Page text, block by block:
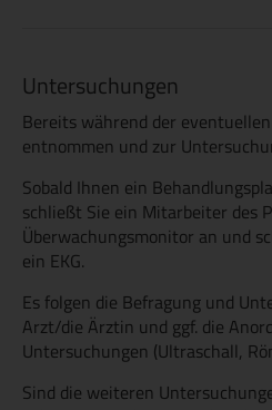
Untersuchungen
Bereits während der
entnommen und zur
Sobald Ihnen ein
schließt Sie ein Mitarbeiter des
Überwachungsmonitor an und
ein EKG.
Es folgen die Befragung und
Arzt/die Ärztin und ggf. die
Untersuchungen (Ultraschall,
Sind die weiteren